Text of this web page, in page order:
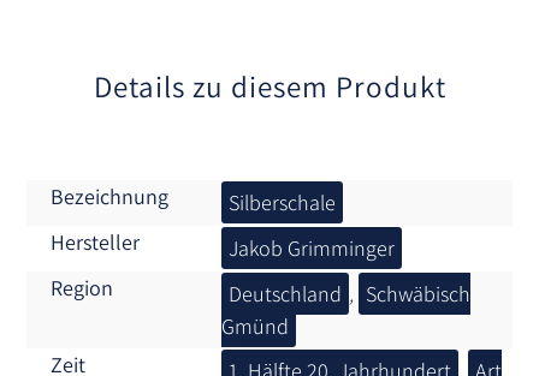
Details zu diesem Produkt
Bezeichnung
Silberschale
Hersteller
Jakob Grimminger
Region
Deutschland , Schwäbisch
Gmünd
Zeit